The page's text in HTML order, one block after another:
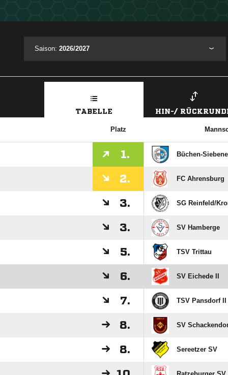
Saison: 2026/2027
TABELLE HIN-/
Platz
1. Büchen-
2. FC Ahrensburg
3. SG Reinfeld/​
3. SV Hamberge
5. TSV Trittau
6. SV Eichede II
7. TSV Pansdorf II
8. SV
8. Sereetzer SV